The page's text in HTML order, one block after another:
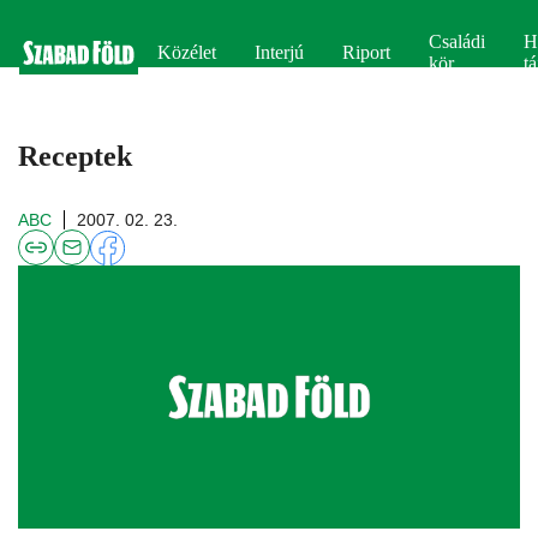
Közélet Interjú Riport
Családi
kör
Receptek
ABC 2007. 02. 23.